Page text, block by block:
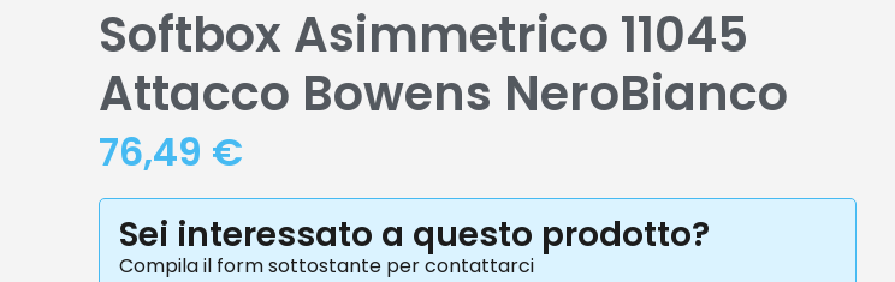
Softbox Asimmetrico 11045
Attacco Bowens NeroBianco
76,49 €
Sei interessato a questo prodotto?
Compila il form sottostante per contattarci